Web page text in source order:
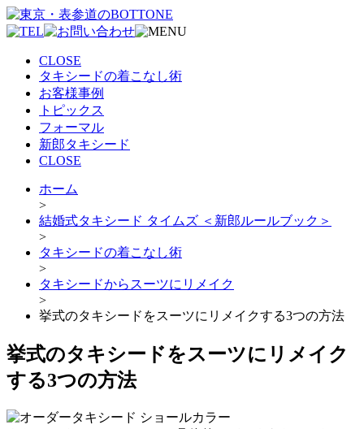
CLOSE
タキシードの着こなし術
お客様事例
トピックス
フォーマル
新郎タキシード
CLOSE
ホーム
>
結婚式タキシード タイムズ ＜新郎ルールブック＞
>
タキシードの着こなし術
>
タキシードからスーツにリメイク
>
挙式のタキシードをスーツにリメイクする3つの方法
挙式のタキシードをスーツにリメイク
する3つの方法